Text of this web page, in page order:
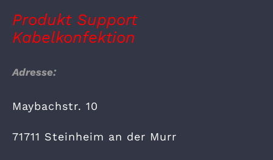
Produkt Support
Kabelkonfektion
Adresse:
Maybachstr. 10
71711 Steinheim an der Murr